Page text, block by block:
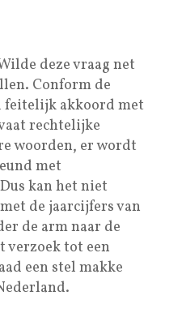
deze vraag net
Conform de
feitelijk akkoord met
rechtelijke
woorden, er wordt
met
kan het niet
de jaarcijfers van
de arm naar de
verzoek tot een
een stel makke